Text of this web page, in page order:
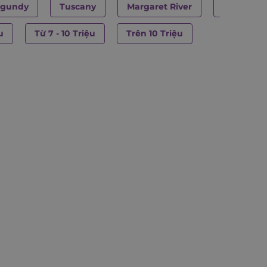
Tuscany Margaret River
Từ 7 - 10 Triệu Trên 10 Triệu